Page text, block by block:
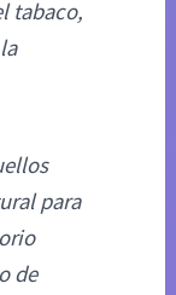
tabaco,
para
de